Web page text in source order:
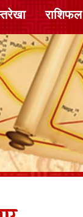
राशिफल